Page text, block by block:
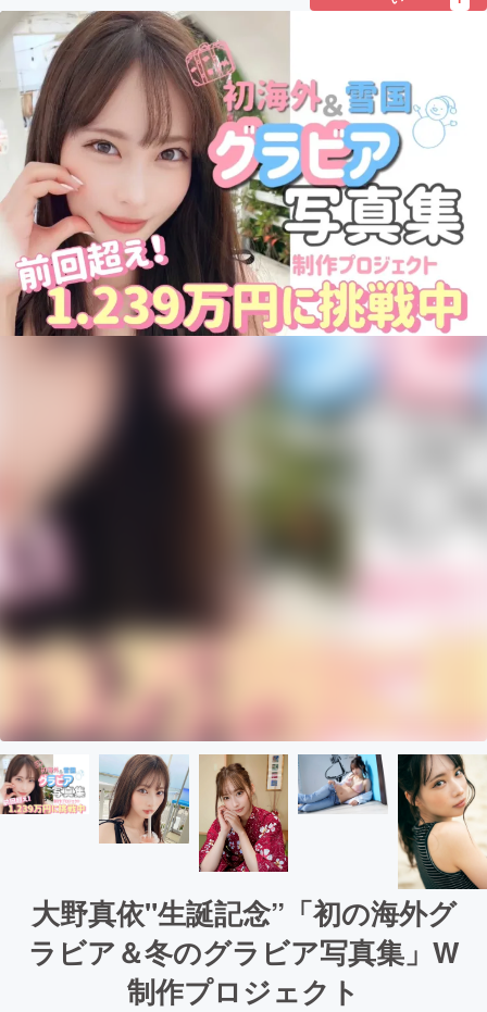
大野真依"生誕記念”「初の海外グ
ラビア＆冬のグラビア写真集」W
制作プロジェクト